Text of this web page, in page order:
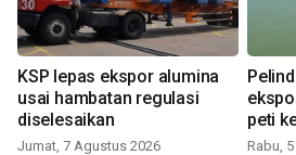
KSP lepas ekspor alumina
usai hambatan regulasi
diselesaikan
Jumat, 7 Agustus 2026
peti
Rabu,